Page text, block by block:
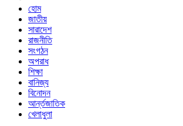
হোম
জাতীয়
সারাদেশ
রাজনীতি
সংগঠন
অপরাধ
শিক্ষা
বানিজ্য
বিনোদন
আর্ন্তজাতিক
খেলাধুলা